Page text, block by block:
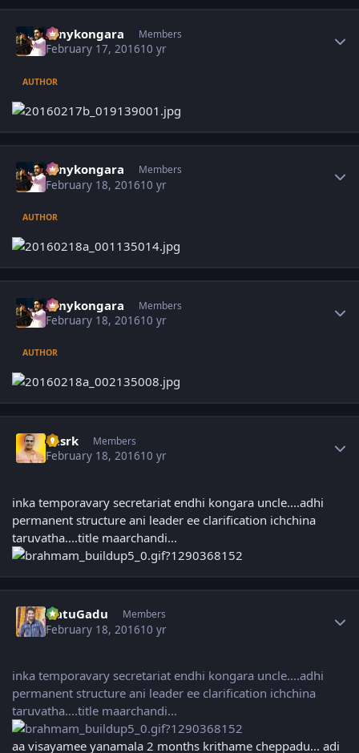
sonykongara Members
February 17, 201610 yr
AUTHOR
sonykongara Members
February 18, 201610 yr
AUTHOR
sonykongara Members
February 18, 201610 yr
AUTHOR
chsrk Members
February 18, 201610 yr
inka temporavary secretariat endhi kongara uncle....adhi
permanent structure ani leader ee clarification ichchina
taruvatha....title maarchandi...
NatuGadu Members
February 18, 201610 yr
inka temporavary secretariat endhi kongara uncle....adhi
permanent structure ani leader ee clarification ichchina
taruvatha....title maarchandi...
aa visayamee yanamala 2 months krithame cheppadu... adi